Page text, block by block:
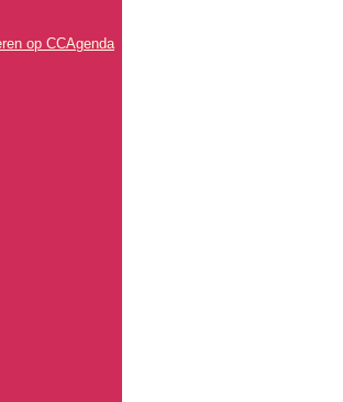
op CCAgenda